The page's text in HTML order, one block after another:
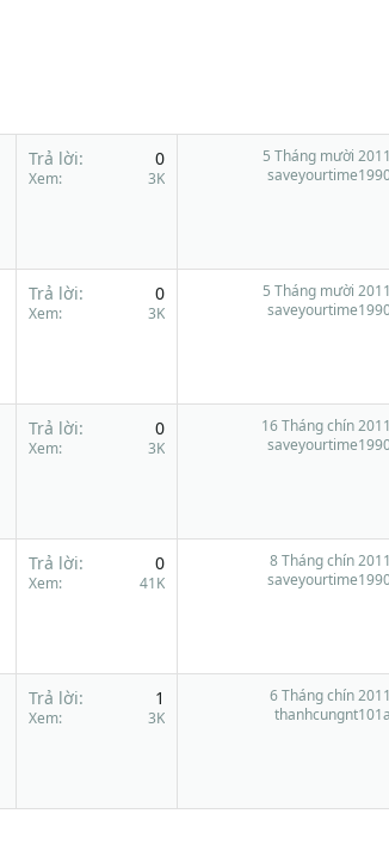
Trả lời 0
Xem 3K
5 Tháng mười 2011
Trả lời 0
Xem 3K
5 Tháng mười 2011
Trả lời 0
Xem 3K
16 Tháng chín 2011
Trả lời 0
Xem 41K
8 Tháng chín 2011
Trả lời 1
Xem 3K
6 Tháng chín 2011
thanhcungnt101a